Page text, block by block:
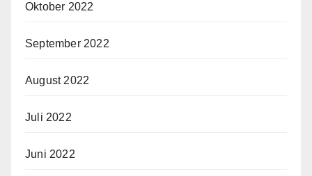
Oktober 2022
September 2022
August 2022
Juli 2022
Juni 2022